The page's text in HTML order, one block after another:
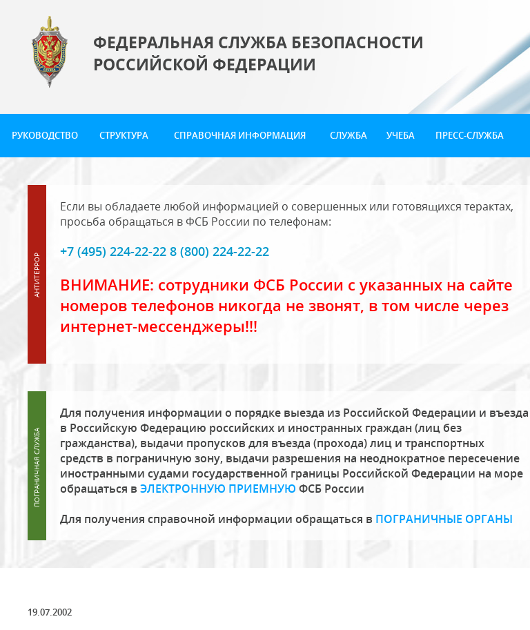
ФЕДЕРАЛЬНАЯ СЛУЖБА БЕЗОПАСНОСТИ
РОССИЙСКОЙ ФЕДЕРАЦИИ
РУКОВОДСТВО СТРУКТУРА СПРАВОЧНАЯ ИНФОРМАЦИЯ СЛУЖБА УЧЕБА ПРЕСС-СЛУЖБА
Если вы обладаете любой информацией о совершенных или готовящихся терактах,
просьба обращаться в ФСБ России по телефонам:
+7 (495) 224-22-22 8 (800) 224-22-22
ВНИМАНИЕ: сотрудники ФСБ России с указанных на сайте
номеров телефонов никогда не звонят, в том числе через
интернет-мессенджеры!!!
Для получения информации о порядке выезда из Российской Федерации и въезда
в Российскую Федерацию российских и иностранных граждан (лиц без
гражданства), выдачи пропусков для въезда (прохода) лиц и транспортных
средств в пограничную зону, выдачи разрешения на неоднократное пересечение
иностранными судами государственной границы Российской Федерации на море
обращаться в ЭЛЕКТРОННУЮ ПРИЕМНУЮ ФСБ России
Для получения справочной информации обращаться в ПОГРАНИЧНЫЕ ОРГАНЫ
19.07.2002